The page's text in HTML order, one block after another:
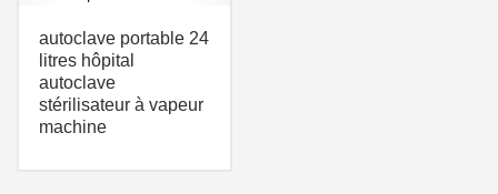
autoclave portable 24
litres hôpital
autoclave
stérilisateur à vapeur
machine